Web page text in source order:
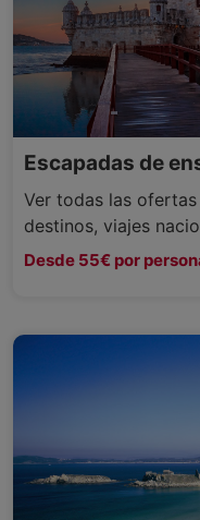
Escapadas de
Ver todas las
destinos, viajes
Desde 55€ por